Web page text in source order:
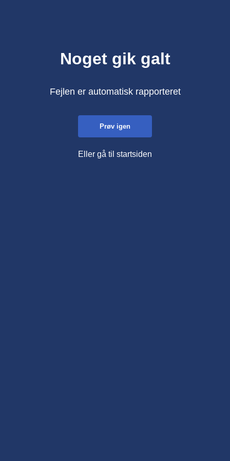
Noget gik galt
Fejlen er automatisk rapporteret
Prøv igen
Eller gå til startsiden